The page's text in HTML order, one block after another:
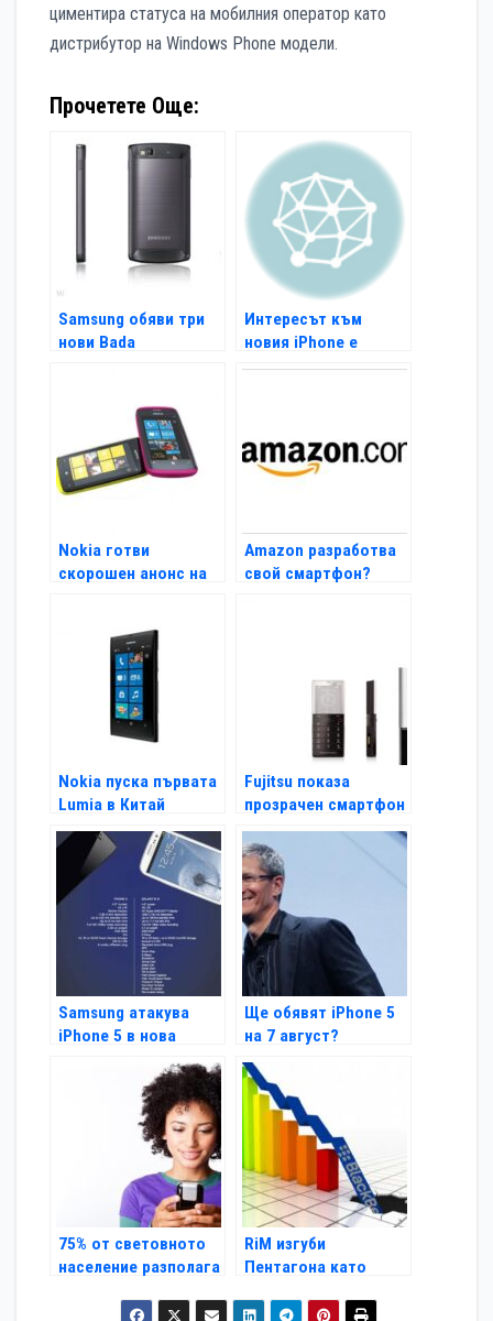
циментира статуса на мобилния оператор като
дистрибутор на Windows Phone модели.
Прочетете Още:
Samsung обяви три
нови Bada
Интересът към
новия iPhone е
огромен
Nokia готви
скорошен анонс на
Amazon разработва
свой смартфон?
Nokia пуска първата
Lumia в Китай
Fujitsu показа
прозрачен смартфон
Samsung атакува
iPhone 5 в нова
Ще обявят iPhone 5
на 7 август?
75% от световното
население разполага
RiM изгуби
Пентагона като